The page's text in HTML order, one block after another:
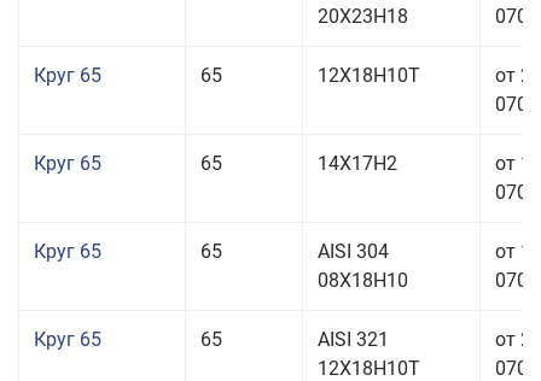
20Х23Н18
Круг 65 65 12Х18Н10Т
от
Круг 65 65 14Х17Н2
от
Круг 65 65
AISI 304
08Х18Н10
от
Круг 65 65
AISI 321
12Х18Н10Т
от